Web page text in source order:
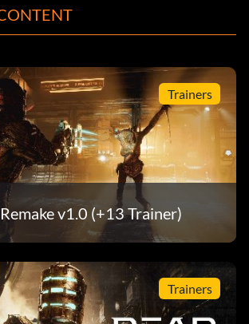
Trainers
v1.0 (+13 Trainer)
Trainers